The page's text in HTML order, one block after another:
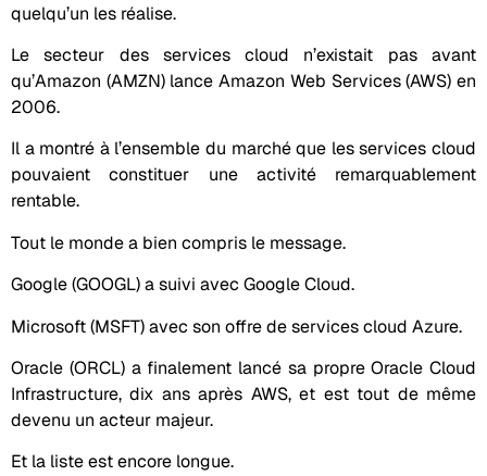
quelqu’un les réalise.
Le secteur des services cloud n’existait pas avant
qu’Amazon (AMZN) lance Amazon Web Services (AWS) en
2006.
Il a montré à l’ensemble du marché que les services cloud
pouvaient constituer une activité remarquablement
rentable.
Tout le monde a bien compris le message.
Google (GOOGL) a suivi avec Google Cloud.
Microsoft (MSFT) avec son offre de services cloud Azure.
Oracle (ORCL) a finalement lancé sa propre Oracle Cloud
Infrastructure, dix ans après AWS, et est tout de même
devenu un acteur majeur.
Et la liste est encore longue.